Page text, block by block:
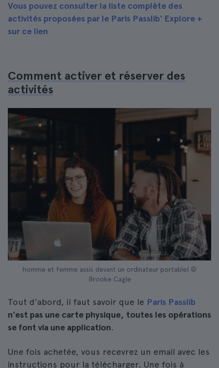
Vous pouvez consulter la liste complète des
activités proposées par le Paris Passlib' Explore +
sur ce lien
Comment activer et réserver des
activités
homme et femme assis devant un ordinateur portable| ©
Brooke Cagle
Tout d'abord, il faut savoir que le Paris Passlib
n'est pas une carte physique, toutes les opérations
se font via une application.
Une fois achetée, vous recevrez un email avec les
instructions pour la télécharger. Une fois à